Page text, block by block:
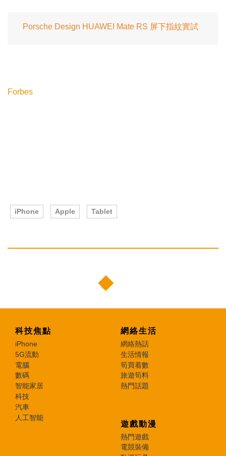
Porsche Design HUAWEI Mate RS 屏下指紋實試
Forbes
iPhone Apple Tablet
科技焦點
iPhone
5G流動
電腦
數碼
智能家居
科技
汽車
人工智能
網絡生活
網絡熱話
生活情報
筍買着數
旅遊筍料
熱門話題
遊戲動漫
熱門遊戲
電競裝備